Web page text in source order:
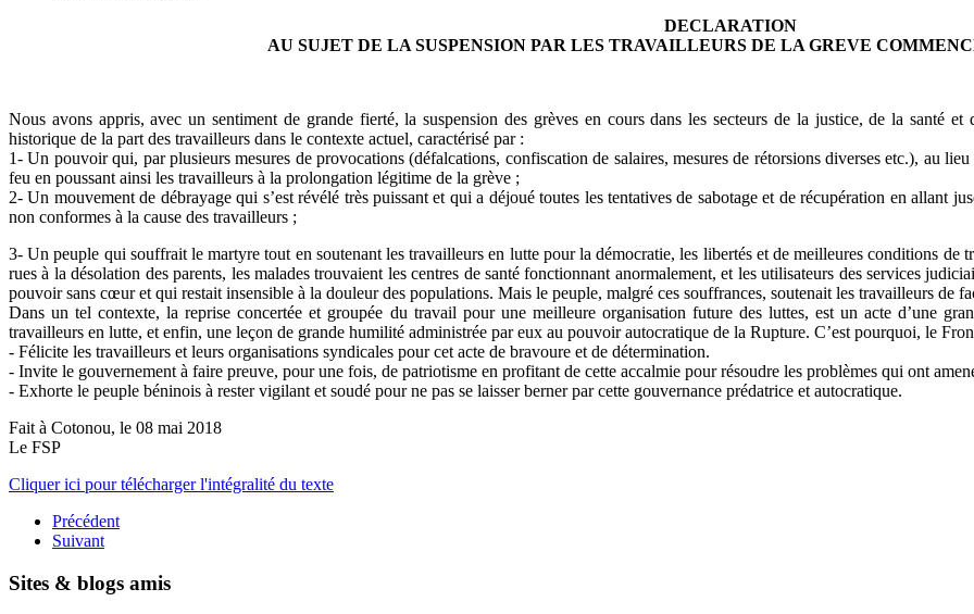
DECLARATION
AU SUJET DE LA SUSPENSION PAR LES TRAVAILLEURS DE LA GREVE
Nous avons appris, avec un sentiment de grande fierté, la suspension des grèves en cours dans les secteurs de la justice, de la santé
historique de la part des travailleurs dans le contexte actuel, caractérisé par :
1- Un pouvoir qui, par plusieurs mesures de provocations (défalcations, confiscation de salaires, mesures de rétorsions diverses etc.), au
feu en poussant ainsi les travailleurs à la prolongation légitime de la grève ;
2- Un mouvement de débrayage qui s’est révélé très puissant et qui a déjoué toutes les tentatives de sabotage et de récupération en allant
non conformes à la cause des travailleurs ;
3- Un peuple qui souffrait le martyre tout en soutenant les travailleurs en lutte pour la démocratie, les libertés et de meilleures conditions de
rues à la désolation des parents, les malades trouvaient les centres de santé fonctionnant anormalement, et les utilisateurs des services
pouvoir sans cœur et qui restait insensible à la douleur des populations. Mais le peuple, malgré ces souffrances, soutenait les travailleurs de
Dans un tel contexte, la reprise concertée et groupée du travail pour une meilleure organisation future des luttes, est un acte d’une
travailleurs en lutte, et enfin, une leçon de grande humilité administrée par eux au pouvoir autocratique de la Rupture. C’est pourquoi, le
- Félicite les travailleurs et leurs organisations syndicales pour cet acte de bravoure et de détermination.
- Invite le gouvernement à faire preuve, pour une fois, de patriotisme en profitant de cette accalmie pour résoudre les problèmes qui ont
- Exhorte le peuple béninois à rester vigilant et soudé pour ne pas se laisser berner par cette gouvernance prédatrice et autocratique.
Fait à Cotonou, le 08 mai 2018
Le FSP
Cliquer ici pour télécharger l'intégralité du texte
Précédent
Suivant
Sites & blogs amis